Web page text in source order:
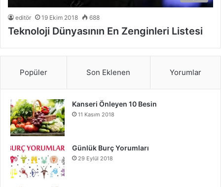
editör 19 Ekim 2018 688
Teknoloji Dünyasının En Zenginleri Listesi
Popüler Son Eklenen Yorumlar
Kanseri Önleyen 10 Besin
11 Kasım 2018
Günlük Burç Yorumları
29 Eylül 2018